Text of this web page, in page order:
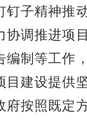
钉子精神推
协调推进项
编制等工作
目建设提供
府按照既定